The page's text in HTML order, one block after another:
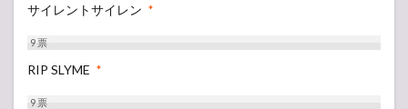
サイレントサイレン *
9票
RIP SLYME *
9票